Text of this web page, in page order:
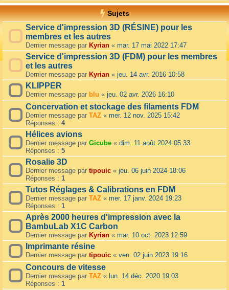
Sujets
Service d'impression 3D (RÉSINE) pour les
membres et les autres
Dernier message par Kyrian « mar. 17 mai 2022 17:47
Service d'impression 3D (FDM) pour les membres
et les autres
Dernier message par Kyrian « jeu. 14 avr. 2016 10:58
KLIPPER
Dernier message par blu « jeu. 02 avr. 2026 16:10
Concervation et stockage des filaments FDM
Dernier message par TAZ « mer. 12 nov. 2025 15:42
Réponses : 4
Hélices avions
Dernier message par Gicube « dim. 11 août 2024 05:33
Réponses : 5
Rosalie 3D
Dernier message par tipouic « jeu. 06 juin 2024 18:06
Réponses : 1
Tutos Réglages & Calibrations en FDM
Dernier message par TAZ « mer. 17 janv. 2024 19:23
Réponses : 1
Après 2000 heures d'impression avec la
BambuLab X1C Carbon
Dernier message par Kyrian « mar. 10 oct. 2023 12:59
Imprimante résine
Dernier message par tipouic « ven. 02 juin 2023 19:16
Concours de vitesse
Dernier message par TAZ « lun. 14 déc. 2020 19:03
Réponses : 1